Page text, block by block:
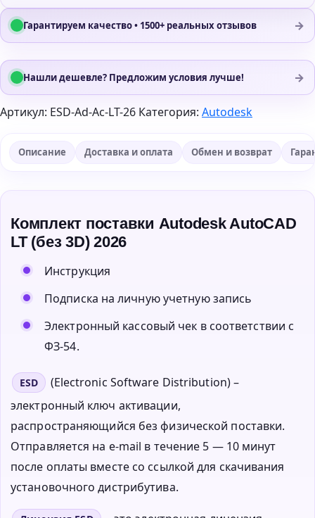
Гарантируем качество • 1500+ реальных отзывов →
Нашли дешевле? Предложим условия лучше! →
Артикул: ESD-Ad-Ac-LT-26 Категория: Autodesk
Описание Доставка и оплата Обмен и возврат
Комплект поставки Autodesk AutoCAD
LT (без 3D) 2026
Инструкция
Подписка на личную учетную запись
Электронный кассовый чек в соответствии с
ФЗ-54.
ESD
(Electronic Software Distribution) –
электронный ключ активации,
распространяющийся без физической поставки.
Отправляется на e-mail в течение 5 — 10 минут
после оплаты вместе со ссылкой для скачивания
установочного дистрибутива.